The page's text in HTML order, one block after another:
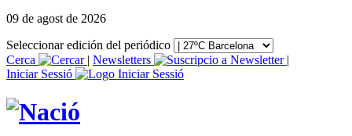
09 de agost de 2026
Seleccionar edición del periódico
Cerca
| Newsletters
|
Iniciar Sessió